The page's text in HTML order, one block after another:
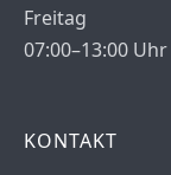
Freitag
07:00–13:00 Uhr
KONTAKT